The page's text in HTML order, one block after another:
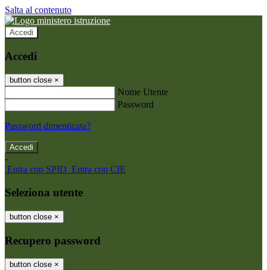
Salta al contenuto
Accedi
Accedi
button close ×
Nome Utente
Password
Password dimenticata?
-
Entra con SPID Entra con CIE
Seleziona utente
button close ×
Recupero password
button close ×